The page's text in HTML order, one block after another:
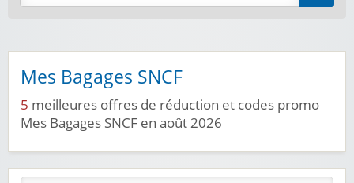
Mes Bagages SNCF
5 meilleures offres de réduction et codes promo
Mes Bagages SNCF en août 2026